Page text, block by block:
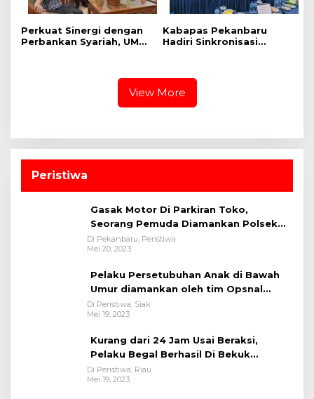
Perkuat Sinergi dengan
Perbankan Syariah, UMRI
Sama Pembiayaan untuk
Kabapas Pekanbaru
Hadiri Sinkronisasi
Keadilan Restoratif
View More
Peristiwa
Gasak Motor Di Parkiran Toko,
Seorang Pemuda Diamankan Polsek
Bukit Raya
Di Pekanbaru, Peristiwa
Mei 20, 2023
Pelaku Persetubuhan Anak di Bawah
Umur diamankan oleh tim Opsnal
Polsek Tualang-Polres Siak-Polda Riau
Di Peristiwa, Siak
Mei 19, 2023
Kurang dari 24 Jam Usai Beraksi,
Pelaku Begal Berhasil Di Bekuk
Satreskrim Polres Kuansing
Di Peristiwa, Riau
Mei 19, 2023